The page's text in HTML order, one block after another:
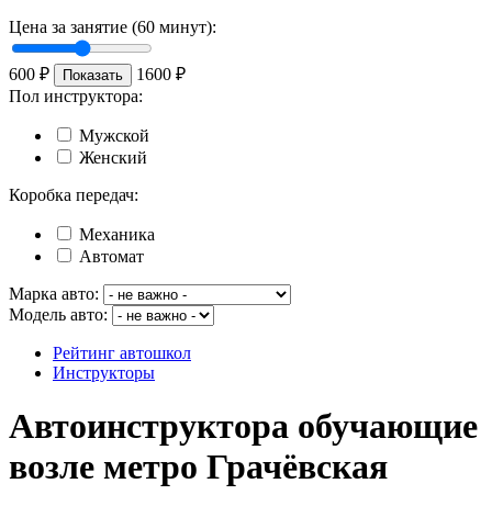
Цена за занятие (60 минут):
600 ₽ Показать 1600 ₽
Пол инструктора:
Мужской
Женский
Коробка передач:
Механика
Автомат
Марка авто:
Модель авто:
Рейтинг автошкол
Инструкторы
Автоинструктора обучающие
возле метро Грачёвская